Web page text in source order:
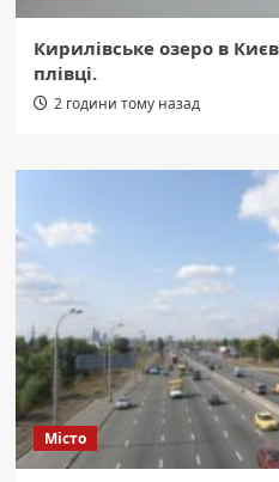
Кирилівське озеро в
плівці.
2 години тому назад
Місто